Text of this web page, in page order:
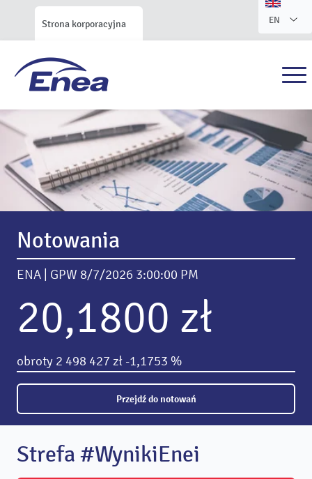
Strona korporacyjna EN
Serwis Relacji Inwestorskich
Enea S.A.
Notowania
ENA | GPW 8/7/2026 3:00:00 PM
20,1800 zł
obroty 2 498 427 zł -1,1753 %
Przejdź do notowań
Strefa #WynikiEnei